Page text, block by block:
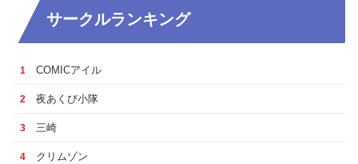
サークルランキング
1 COMICアイル
2 夜あくび小隊
3 三崎
4 クリムゾン